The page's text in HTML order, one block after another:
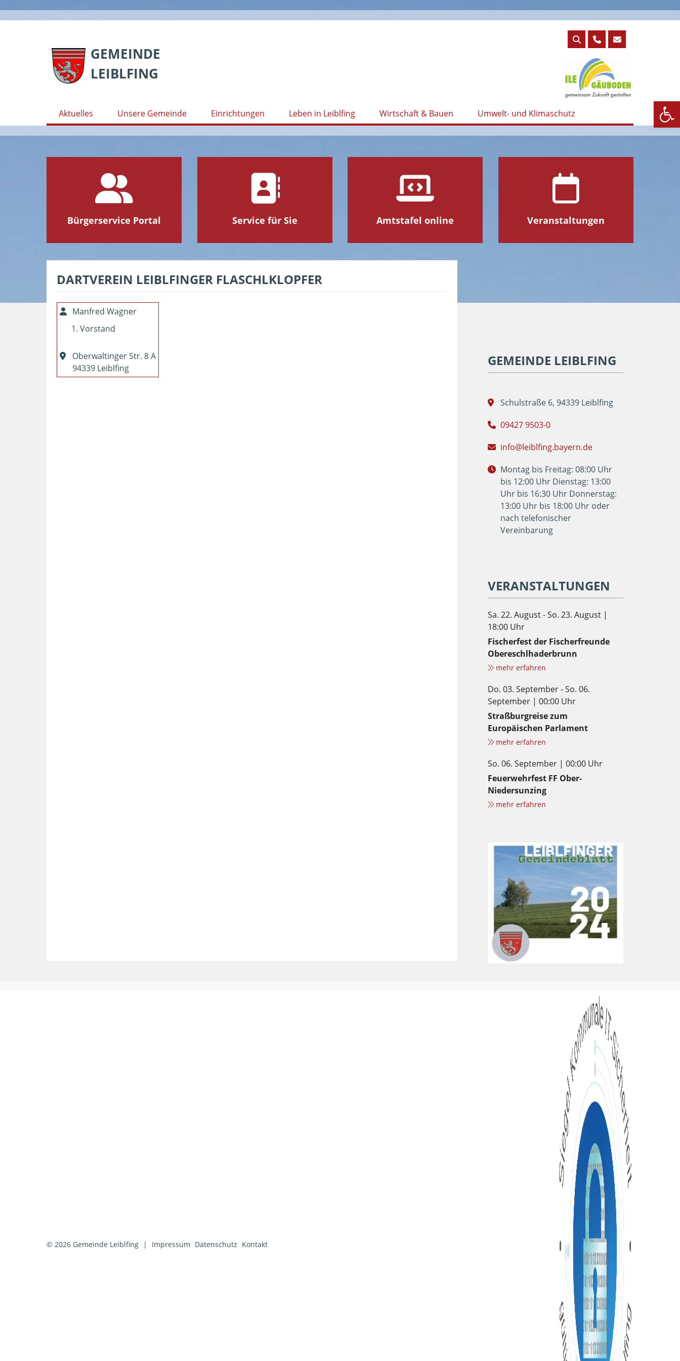
GEMEINDE
LEIBLFING
Aktuelles Unsere Gemeinde Einrichtungen Leben in Leiblfing Wirtschaft & Bauen Umwelt- und Klimaschutz
Bürgerservice Portal Service für Sie Amtstafel online Veranstaltungen
DARTVEREIN LEIBLFINGER FLASCHLKLOPFER
Manfred Wagner
Vorstand
Oberwaltinger Str. 8 A
94339 Leiblfing
GEMEINDE LEIBLFING
Schulstraße 6, 94339 Leiblfing
09427 9503-0
info@leiblfing.bayern.de
Montag bis Freitag: 08:00 Uhr
bis 12:00 Uhr Dienstag: 13:00
Uhr bis 16:30 Uhr Donnerstag:
13:00 Uhr bis 18:00 Uhr oder
nach telefonischer
Vereinbarung
VERANSTALTUNGEN
Sa. 22. August - So. 23. August |
18:00 Uhr
Fischerfest der Fischerfreunde
Obereschlhaderbrunn
mehr erfahren
Do. 03. September - So. 06.
September | 00:00 Uhr
Straßburgreise zum
Europäischen Parlament
mehr erfahren
So. 06. September | 00:00 Uhr
Feuerwehrfest FF Ober-
Niedersunzing
mehr erfahren
© 2026 Gemeinde Leiblfing | Impressum Datenschutz Kontakt